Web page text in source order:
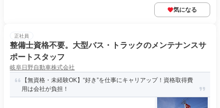
気になる
正社員
整備士資格不要。大型バス・トラックのメンテナンスサ
ポートスタッフ
岐阜日野自動車株式会社
【無資格・未経験OK】“好き”を仕事にキャリアップ！資格取得費
用は会社が負担！